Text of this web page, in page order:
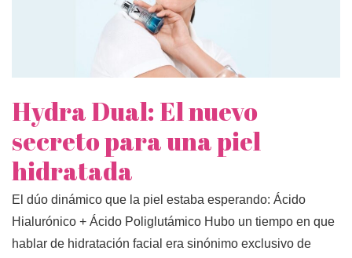
Hydra Dual: El nuevo
secreto para una piel
hidratada
El dúo dinámico que la piel estaba esperando: Ácido
Hialurónico + Ácido Poliglutámico Hubo un tiempo en que
hablar de hidratación facial era sinónimo exclusivo de